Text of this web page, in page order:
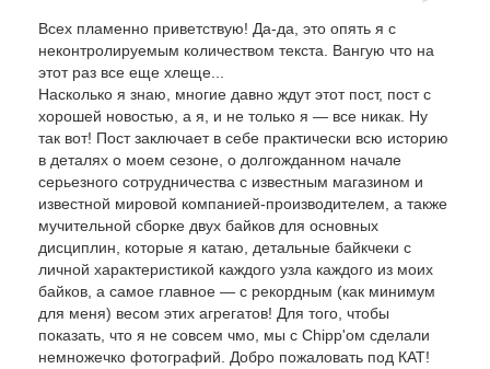
Всех пламенно приветствую! Да-да, это опять я с
неконтролируемым количеством текста. Вангую что на
этот раз все еще хлеще...
Насколько я знаю, многие давно ждут этот пост, пост с
хорошей новостью, а я, и не только я — все никак. Ну
так вот! Пост заключает в себе практически всю историю
в деталях о моем сезоне, о долгожданном начале
серьезного сотрудничества с известным магазином и
известной мировой компанией-производителем, а также
мучительной сборке двух байков для основных
дисциплин, которые я катаю, детальные байкчеки с
личной характеристикой каждого узла каждого из моих
байков, а самое главное — с рекордным (как минимум
для меня) весом этих агрегатов! Для того, чтобы
показать, что я не совсем чмо, мы с Chipp'ом сделали
немножечко фотографий. Добро пожаловать под КАТ!